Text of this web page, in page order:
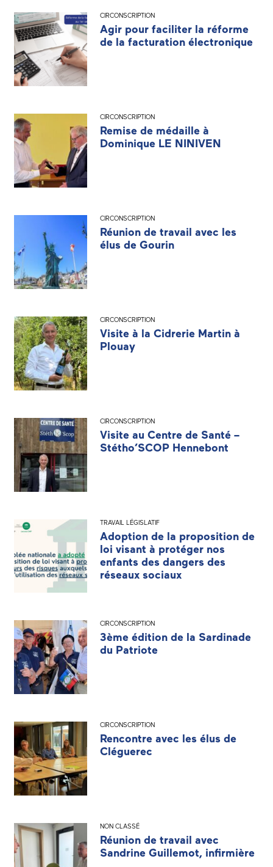
CIRCONSCRIPTION
Agir pour faciliter la réforme
de la facturation électronique
CIRCONSCRIPTION
Remise de médaille à
Dominique LE NINIVEN
CIRCONSCRIPTION
Réunion de travail avec les
élus de Gourin
CIRCONSCRIPTION
Visite à la Cidrerie Martin à
Plouay
CIRCONSCRIPTION
Visite au Centre de Santé –
Stétho’SCOP Hennebont
TRAVAIL LÉGISLATIF
Adoption de la proposition de
loi visant à protéger nos
enfants des dangers des
réseaux sociaux
CIRCONSCRIPTION
3ème édition de la Sardinade
du Patriote
CIRCONSCRIPTION
Rencontre avec les élus de
Cléguerec
NON CLASSÉ
Réunion de travail avec
Sandrine Guillemot, infirmière